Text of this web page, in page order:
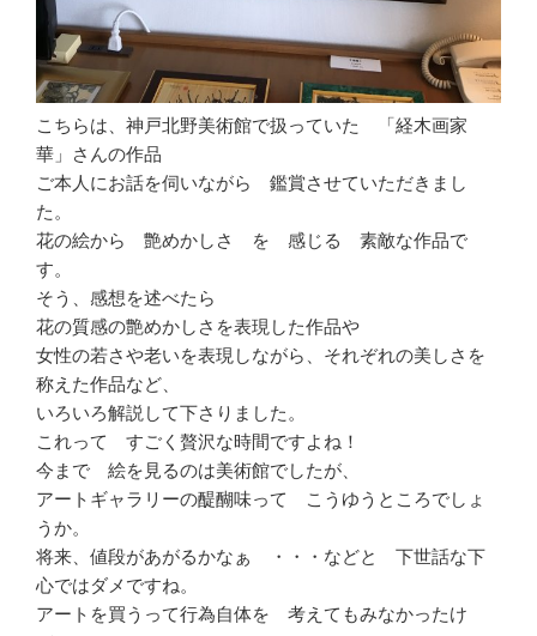
こちらは、神戸北野美術館で扱っていた 「経木画家
華」さんの作品
ご本人にお話を伺いながら 鑑賞させていただきまし
た。
花の絵から 艶めかしさ を 感じる 素敵な作品で
す。
そう、感想を述べたら
花の質感の艶めかしさを表現した作品や
女性の若さや老いを表現しながら、それぞれの美しさを
称えた作品など、
いろいろ解説して下さりました。
これって すごく贅沢な時間ですよね！
今まで 絵を見るのは美術館でしたが、
アートギャラリーの醍醐味って こうゆうところでしょ
うか。
将来、値段があがるかなぁ ・・・などと 下世話な下
心ではダメですね。
アートを買うって行為自体を 考えてもみなかったけ